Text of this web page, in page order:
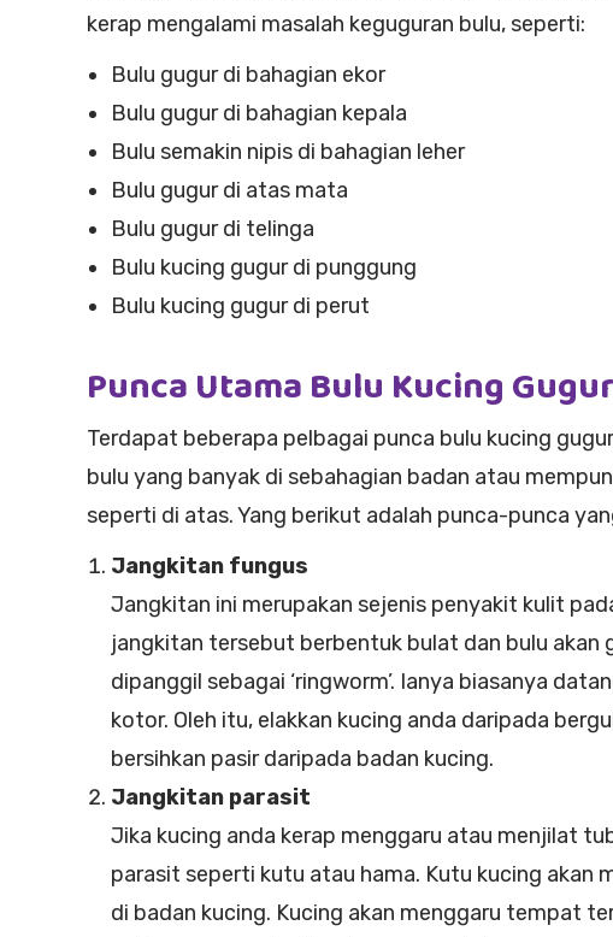
kerap mengalami masalah keguguran bulu, seperti:
Bulu gugur di bahagian ekor
Bulu gugur di bahagian kepala
Bulu semakin nipis di bahagian leher
Bulu gugur di atas mata
Bulu gugur di telinga
Bulu kucing gugur di punggung
Bulu kucing gugur di perut
Punca Utama Bulu Kucing Gugur
Terdapat beberapa pelbagai punca bulu kucing
bulu yang banyak di sebahagian badan atau
seperti di atas. Yang berikut adalah punca-punca
Jangkitan fungus
Jangkitan ini merupakan sejenis penyakit kulit
jangkitan tersebut berbentuk bulat dan bulu akan
dipanggil sebagai ‘ringworm’. Ianya biasanya
kotor. Oleh itu, elakkan kucing anda daripada
bersihkan pasir daripada badan kucing.
Jangkitan parasit
Jika kucing anda kerap menggaru atau menjilat
parasit seperti kutu atau hama. Kutu kucing akan
di badan kucing. Kucing akan menggaru tempat